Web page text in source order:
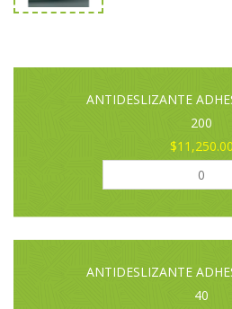
ANTIDESLIZANTE
200
$11,250.00
ANTIDESLIZANTE
40